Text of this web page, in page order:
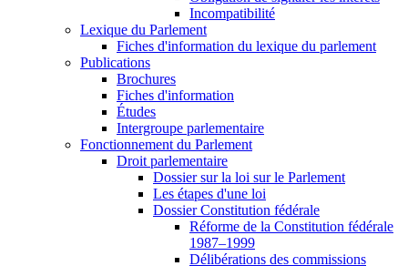
Incompatibilité
Lexique du Parlement
Fiches d'information du lexique du parlement
Publications
Brochures
Fiches d'information
Études
Intergroupe parlementaire
Fonctionnement du Parlement
Droit parlementaire
Dossier sur la loi sur le Parlement
Les étapes d'une loi
Dossier Constitution fédérale
Réforme de la Constitution fédérale
1987–1999
Délibérations des commissions